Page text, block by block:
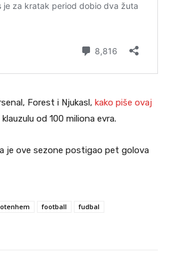
Forest i Njukasl, kako piše ovaj
od 100 miliona evra.
je ove sezone postigao pet golova
football
fudbal